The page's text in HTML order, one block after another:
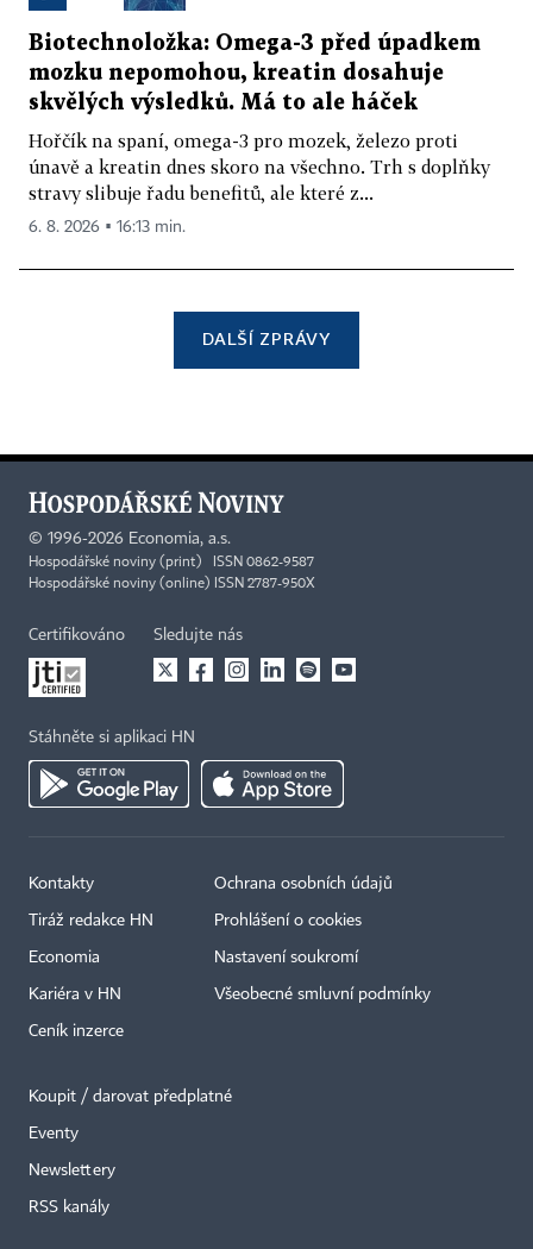
Biotechnoložka: Omega-3 před úpadkem
mozku nepomohou, kreatin dosahuje
skvělých výsledků. Má to ale háček
Hořčík na spaní, omega-3 pro mozek, železo proti
únavě a kreatin dnes skoro na všechno. Trh s doplňky
stravy slibuje řadu benefitů, ale které z...
6. 8. 2026 ▪ 16:13 min.
DALŠÍ ZPRÁVY
© 1996-2026 Economia, a.s.
Hospodářské noviny (print) ISSN 0862-9587
Hospodářské noviny (online) ISSN 2787-950X
Certifikováno Sledujte nás
Stáhněte si aplikaci HN
Kontakty
Tiráž redakce HN
Economia
Kariéra v HN
Ceník inzerce
Ochrana osobních údajů
Prohlášení o cookies
Nastavení soukromí
Všeobecné smluvní podmínky
Koupit / darovat předplatné
Eventy
Newslettery
RSS kanály